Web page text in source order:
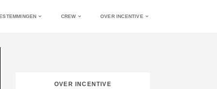
CREW OVER INCENTIVE
OVER INCENTIVE